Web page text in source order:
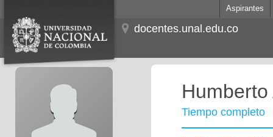
Aspirantes
docentes.unal.edu.co
Tiempo completo